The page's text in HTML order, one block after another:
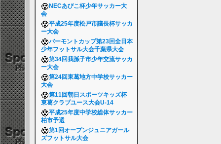
NECあびこ杯少年サッカー大
会
平成25年度松戸市議長杯サッカ
ー大会
バーモントカップ第23回全日本
少年フットサル大会千葉県大会
第34回我孫子市少年交流サッカ
ー大会
第24回東葛地方中学校サッカー
大会
第11回朝日スポーツキッズ杯
東葛クラブユース大会U-14
平成25年度中学校総体サッカー
柏市予選
第1回オープンジュニアガール
ズフットサル大会